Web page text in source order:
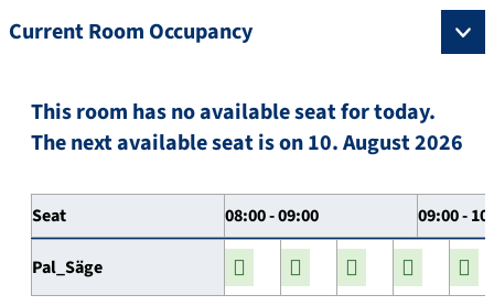
Current Room Occupancy
This room has no available seat for today.
The next available seat is on 10. August 2026
Seat 08:00 - 09:00 09:00 -
Pal_Säge